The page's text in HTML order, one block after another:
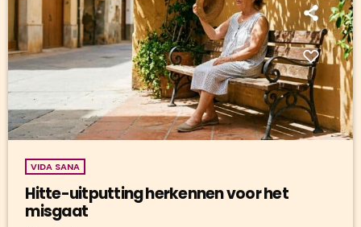
VIDA SANA
Hitte-uitputting herkennen voor het
misgaat